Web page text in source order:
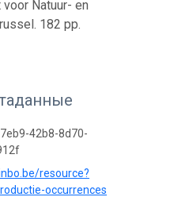
voor Natuur- en
182 pp.
42b8-8d70-
resource?
occurrences